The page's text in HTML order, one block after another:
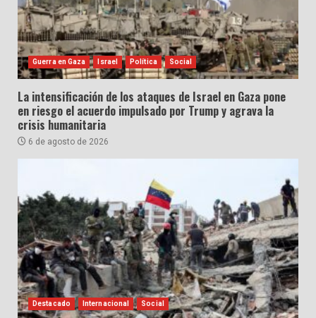
Guerra en Gaza Israel Política Social
La intensificación de los ataques de Israel en Gaza pone
en riesgo el acuerdo impulsado por Trump y agrava la
crisis humanitaria
6 de agosto de 2026
Destacado Internacional Social